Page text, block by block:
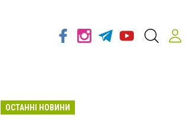
ОСТАННІ НОВИНИ